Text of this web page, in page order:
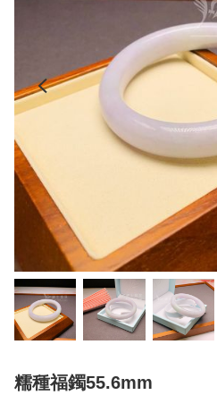
糯種福鐲55.6mm